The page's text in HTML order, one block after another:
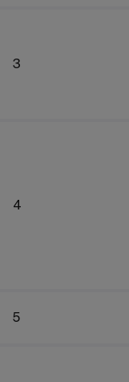
3
4
5